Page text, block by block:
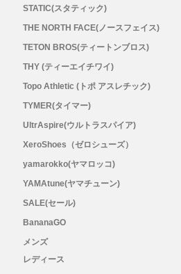
STATIC(スタティック)
THE NORTH FACE(ノースフェイス)
TETON BROS(ティートンブロス)
THY (ティーエイチワイ)
Topo Athletic (トポ アスレチック)
TYMER(タイマー)
UltrAspire(ウルトラスパイア)
XeroShoes（ゼロシューズ）
yamarokko(ヤマロッコ)
YAMAtune(ヤマチューン)
SALE(セール)
BananaGO
メンズ
レディース